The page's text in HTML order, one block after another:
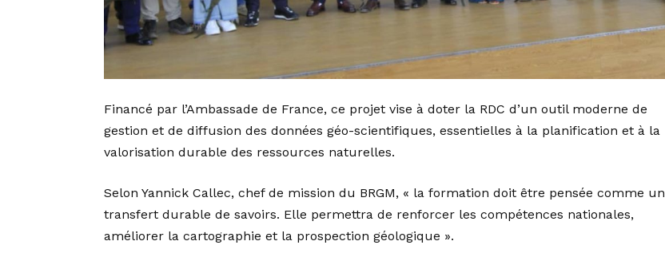
Financé par l’Ambassade de France, ce projet vise à doter la RDC d’un outil moderne de
gestion et de diffusion des données géo-scientifiques, essentielles à la planification et à la
valorisation durable des ressources naturelles.
Selon Yannick Callec, chef de mission du BRGM, « la formation doit être pensée comme un
transfert durable de savoirs. Elle permettra de renforcer les compétences nationales,
améliorer la cartographie et la prospection géologique ».